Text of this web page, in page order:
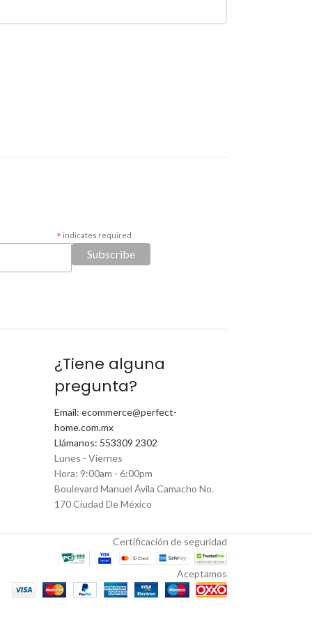
* indicates required
¿Tiene alguna
pregunta?
Email: ecommerce@perfect-
home.com.mx
Llámanos: 553309 2302
Lunes - Viernes
Hora: 9:00am - 6:00pm
Boulevard Manuel Ávila Camacho No.
170 Ciudad De México
Certificación de seguridad
Aceptamos